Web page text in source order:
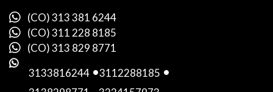
(CO) 313 381 6244
(CO) 311 228 8185
(CO) 313 829 8771
3133816244 -3112288185 -